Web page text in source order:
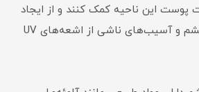
پوست این ناحیه کمک کنند و از ایجاد
حاشیه‌های سیاه زیر چشم و آسیب‌های ناشی از اشعه‌های UV